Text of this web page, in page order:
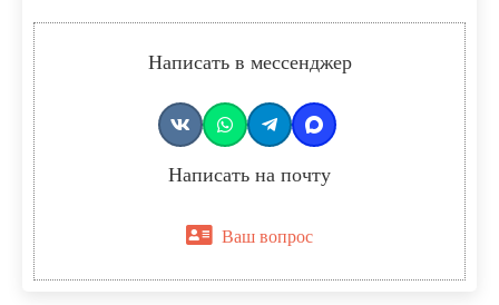
Написать в мессенджер
Написать на почту
Ваш вопрос